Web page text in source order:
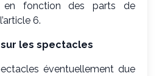
en fonction des parts de
6.
les spectacles
éventuellement due